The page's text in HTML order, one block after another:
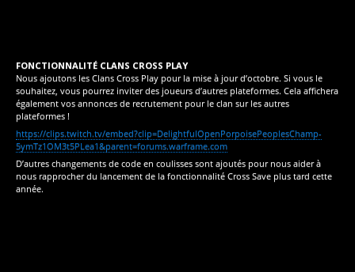
FONCTIONNALITÉ CLANS CROSS PLAY
Nous ajoutons les Clans Cross Play pour la mise à jour d’octobre. Si vous le
souhaitez, vous pourrez inviter des joueurs d’autres plateformes. Cela affichera
également vos annonces de recrutement pour le clan sur les autres
plateformes !
https://clips.twitch.tv/embed?clip=DelightfulOpenPorpoisePeoplesChamp-
5ymTz1OM3t5PLea1&parent=forums.warframe.com
D’autres changements de code en coulisses sont ajoutés pour nous aider à
nous rapprocher du lancement de la fonctionnalité Cross Save plus tard cette
année.